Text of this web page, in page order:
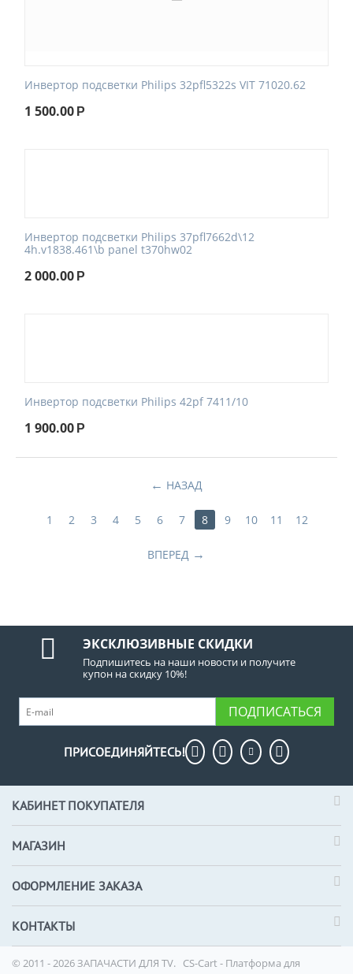
Инвертор подсветки Philips 32pfl5322s VIT 71020.62
1 500.00 Р
Инвертор подсветки Philips 37pfl7662d\12
4h.v1838.461\b panel t370hw02
2 000.00 Р
Инвертор подсветки Philips 42pf 7411/10
1 900.00 Р
НАЗАД
1 2 3 4 5 6 7 8 9 10 11 12
ВПЕРЕД
ЭКСКЛЮЗИВНЫЕ СКИДКИ
Подпишитесь на наши новости и получите
купон на скидку 10%!
ПОДПИСАТЬСЯ
ПРИСОЕДИНЯЙТЕСЬ!
КАБИНЕТ ПОКУПАТЕЛЯ
МАГАЗИН
ОФОРМЛЕНИЕ ЗАКАЗА
КОНТАКТЫ
© 2011 - 2026 ЗАПАЧАСТИ ДЛЯ TV. CS-Cart - Платформа для